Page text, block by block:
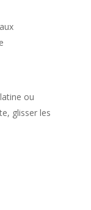
ou
glisser les